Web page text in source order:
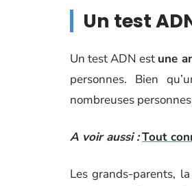
Un test
Un test ADN est une
personnes. Bien
nombreuses
A voir aussi :Tout
Les grands-parents,